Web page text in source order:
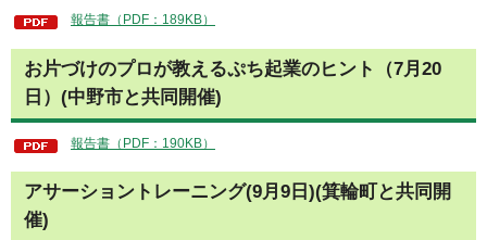
報告書（PDF：189KB）
お片づけのプロが教えるぷち起業のヒント（7月20
日）(中野市と共同開催)
報告書（PDF：190KB）
アサーショントレーニング(9月9日)(箕輪町と共同開
催)